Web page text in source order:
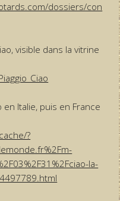
dossiers/con
visible dans la vitrine
Italie, puis en France
?
la-